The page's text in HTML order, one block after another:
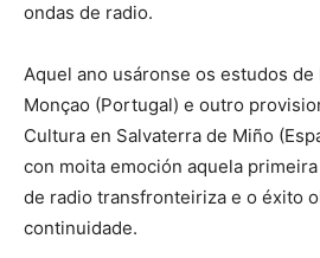
ondas de radio.
Aquel ano usáronse os estudos de
Monçao (Portugal) e outro
Cultura en Salvaterra de Miño
con moita emoción aquela
de radio transfronteiriza e o éxito
continuidade.